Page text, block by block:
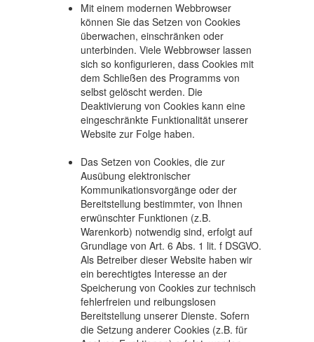
Mit einem modernen Webbrowser
können Sie das Setzen von Cookies
überwachen, einschränken oder
unterbinden. Viele Webbrowser lassen
sich so konfigurieren, dass Cookies mit
dem Schließen des Programms von
selbst gelöscht werden. Die
Deaktivierung von Cookies kann eine
eingeschränkte Funktionalität unserer
Website zur Folge haben.
Das Setzen von Cookies, die zur
Ausübung elektronischer
Kommunikationsvorgänge oder der
Bereitstellung bestimmter, von Ihnen
erwünschter Funktionen (z.B.
Warenkorb) notwendig sind, erfolgt auf
Grundlage von Art. 6 Abs. 1 lit. f DSGVO.
Als Betreiber dieser Website haben wir
ein berechtigtes Interesse an der
Speicherung von Cookies zur technisch
fehlerfreien und reibungslosen
Bereitstellung unserer Dienste. Sofern
die Setzung anderer Cookies (z.B. für